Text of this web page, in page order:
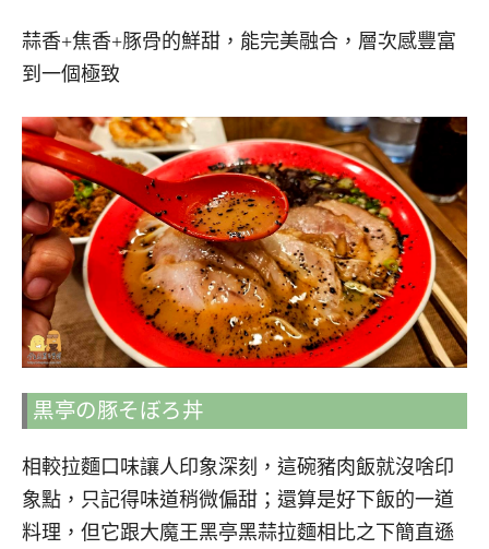
蒜香+焦香+豚骨的鮮甜，能完美融合，層次感豐富
到一個極致
黒亭の豚そぼろ丼
相較拉麵口味讓人印象深刻，這碗豬肉飯就沒啥印
象點，只記得味道稍微偏甜；還算是好下飯的一道
料理，但它跟大魔王黑亭黑蒜拉麵相比之下簡直遜